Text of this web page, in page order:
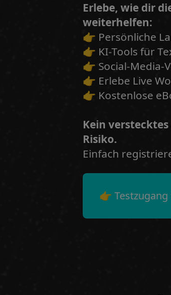
Erlebe, wie dir
weiterhelfen:
👉 Persönliche
👉 KI-Tools für
👉 Social-Media-
👉 Erlebe Live
👉 Kostenlose
Kein
Risiko.
Einfach
👉